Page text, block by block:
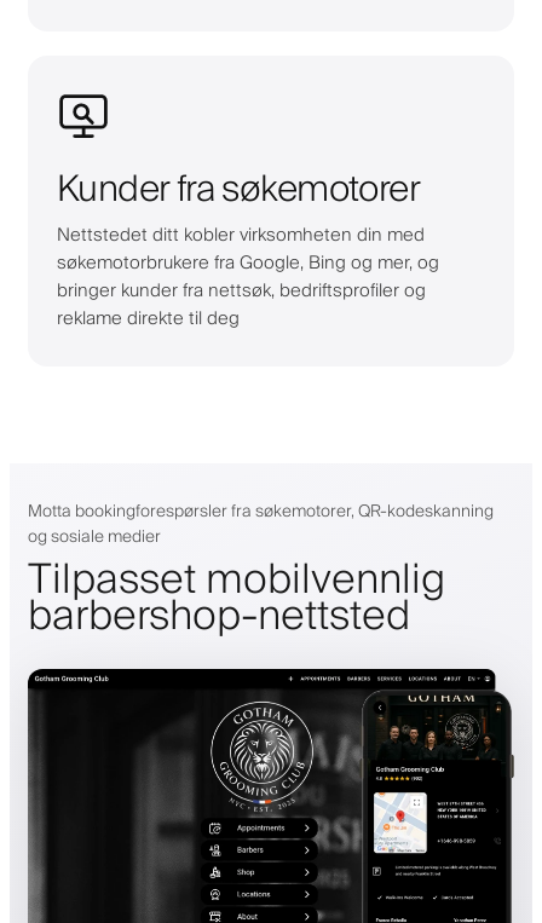
Kunder fra søkemotorer
Nettstedet ditt kobler virksomheten din med
søkemotorbrukere fra Google, Bing og mer, og
bringer kunder fra nettsøk, bedriftsprofiler og
reklame direkte til deg
Motta bookingforespørsler fra søkemotorer, QR-kodeskanning
og sosiale medier
Tilpasset mobilvennlig
barbershop-nettsted